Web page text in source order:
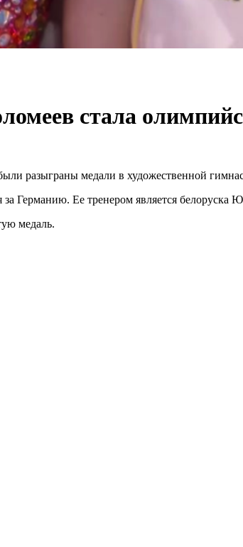
стала
разыграны медали в художественной
Германию. Ее тренером является белоруска
медаль.